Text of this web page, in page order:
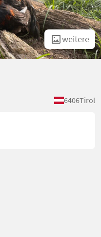
weitere
6406Tirol